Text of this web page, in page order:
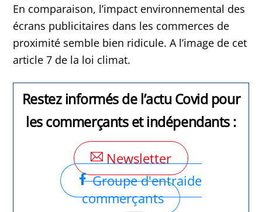
En comparaison, l’impact environnemental des
écrans publicitaires dans les commerces de
proximité semble bien ridicule. A l’image de cet
article 7 de la loi climat.
Restez informés de l’actu Covid pour
les commerçants et indépendants :
Newsletter
Groupe d'entraide
commerçants